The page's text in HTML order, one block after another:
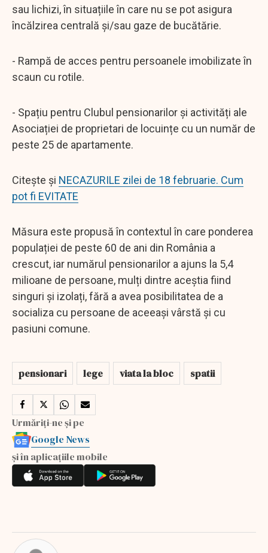
sau lichizi, în situațiile în care nu se pot asigura
încălzirea centrală și/sau gaze de bucătărie.
- Rampă de acces pentru persoanele imobilizate în
scaun cu rotile.
- Spațiu pentru Clubul pensionarilor și activități ale
Asociației de proprietari de locuințe cu un număr de
peste 25 de apartamente.
Citește și NECAZURILE zilei de 18 februarie. Cum
pot fi EVITATE
Măsura este propusă în contextul în care ponderea
populației de peste 60 de ani din România a
crescut, iar numărul pensionarilor a ajuns la 5,4
milioane de persoane, mulți dintre aceștia fiind
singuri și izolați, fără a avea posibilitatea de a
socializa cu persoane de aceeași vârstă și cu
pasiuni comune.
pensionari lege viata la bloc spatii
Urmăriți-ne și pe
Google News
și în aplicațiile mobile